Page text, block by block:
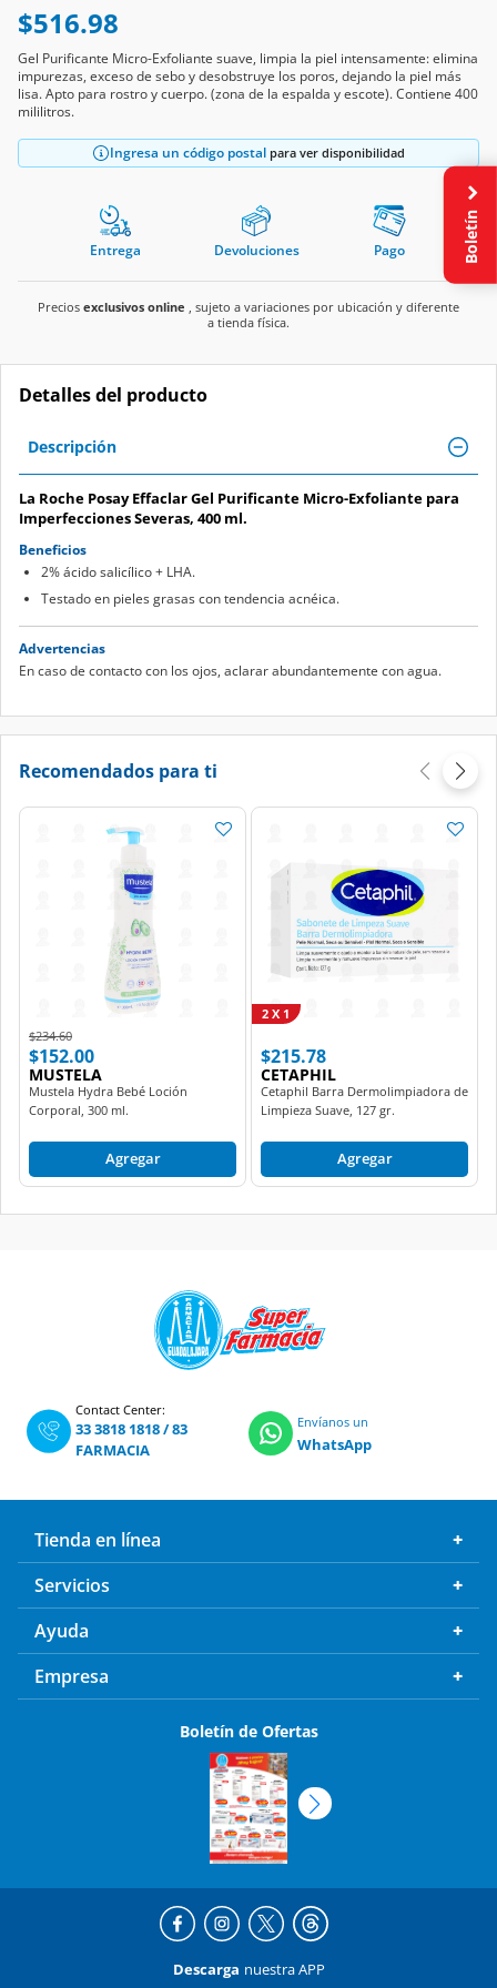
$516.98
Gel Purificante Micro-Exfoliante suave, limpia la piel intensamente: elimina
impurezas, exceso de sebo y desobstruye los poros, dejando la piel más
lisa. Apto para rostro y cuerpo. (zona de la espalda y escote). Contiene 400
mililitros.
Ingresa un código postal para ver disponibilidad
Entrega Devoluciones Pago
Precios exclusivos online , sujeto a variaciones por ubicación y diferente
a tienda física.
Detalles del producto
Descripción
La Roche Posay Effaclar Gel Purificante Micro-Exfoliante para
Imperfecciones Severas, 400 ml.
Beneficios
2% ácido salicílico + LHA.
Testado en pieles grasas con tendencia acnéica.
Advertencias
En caso de contacto con los ojos, aclarar abundantemente con agua.
Recomendados para ti
Price reduced from
$234.60to
$152.00
MUSTELA
Mustela Hydra Bebé Loción
Corporal, 300 ml.
Agregar
$215.78
CETAPHIL
Cetaphil Barra Dermolimpiadora de
Limpieza Suave, 127 gr.
2 X 1
Agregar
Contact Center:
33 3818 1818/83
FARMACIA
Envíanos un
WhatsApp
Tienda en línea
Servicios
Ayuda
Empresa
Boletín de Ofertas
Descarga nuestra APP
Boletín